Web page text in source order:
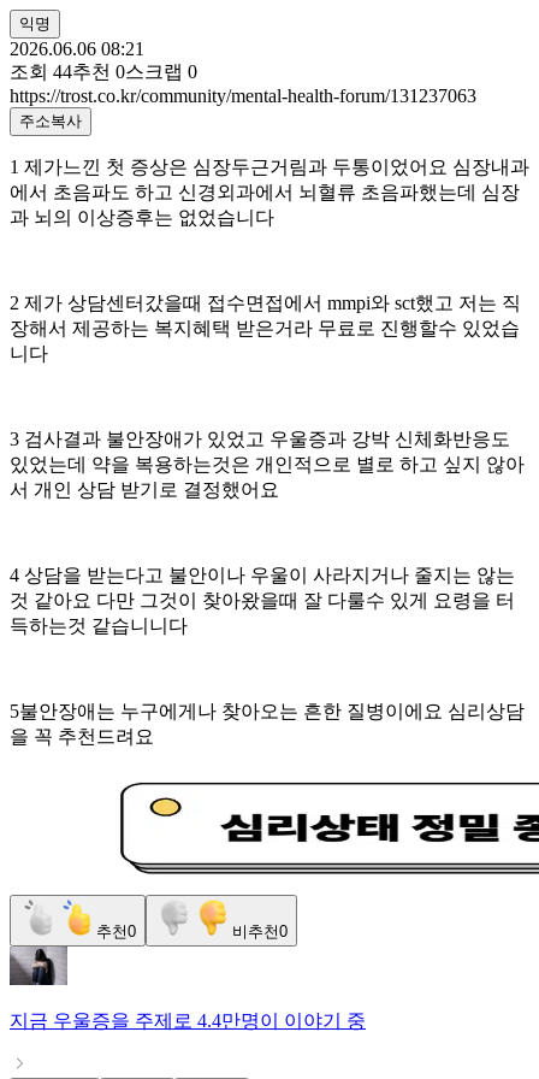
익명
2026.06.06 08:21
조회 44추천 0스크랩 0
https://trost.co.kr/community/mental-health-forum/131237063
주소복사
1 제가느낀 첫 증상은 심장두근거림과 두통이었어요 심장내과
에서 초음파도 하고 신경외과에서 뇌혈류 초음파했는데 심장
과 뇌의 이상증후는 없었습니다
2 제가 상담센터갔을때 접수면접에서 mmpi와 sct했고 저는 직
장해서 제공하는 복지혜택 받은거라 무료로 진행할수 있었습
니다
3 검사결과 불안장애가 있었고 우울증과 강박 신체화반응도
있었는데 약을 복용하는것은 개인적으로 별로 하고 싶지 않아
서 개인 상담 받기로 결정했어요
4 상담을 받는다고 불안이나 우울이 사라지거나 줄지는 않는
것 같아요 다만 그것이 찾아왔을때 잘 다룰수 있게 요령을 터
득하는것 같습니니다
5불안장애는 누구에게나 찾아오는 흔한 질병이에요 심리상담
을 꼭 추천드려요
추천0 비추천0
지금 우울증을 주제로 4.4만명이 이야기 중